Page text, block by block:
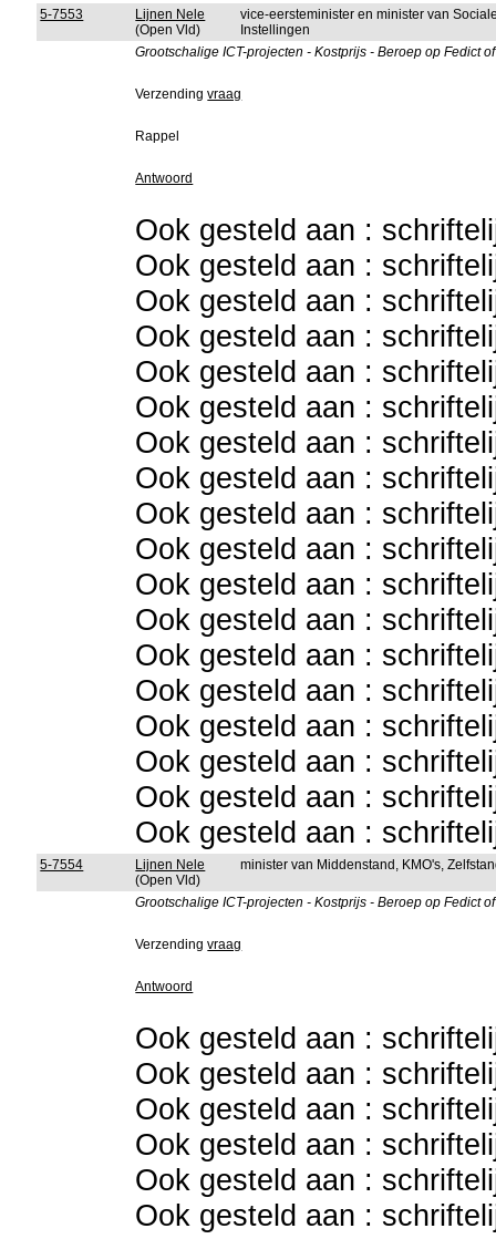
5-7553
Lijnen Nele
(Open Vld)
vice-eersteminister en minister van
Instellingen
Grootschalige ICT-projecten - Kostprijs - Beroep op Fedict
Verzendingvraag
Rappel
Antwoord
Ook gesteld aan :
Ook gesteld aan :
Ook gesteld aan :
Ook gesteld aan :
Ook gesteld aan :
Ook gesteld aan :
Ook gesteld aan :
Ook gesteld aan :
Ook gesteld aan :
Ook gesteld aan :
Ook gesteld aan :
Ook gesteld aan :
Ook gesteld aan :
Ook gesteld aan :
Ook gesteld aan :
Ook gesteld aan :
Ook gesteld aan :
Ook gesteld aan :
5-7554
Lijnen Nele
(Open Vld)
minister van Middenstand, KMO's,
Grootschalige ICT-projecten - Kostprijs - Beroep op Fedict
Verzendingvraag
Antwoord
Ook gesteld aan :
Ook gesteld aan :
Ook gesteld aan :
Ook gesteld aan :
Ook gesteld aan :
Ook gesteld aan :